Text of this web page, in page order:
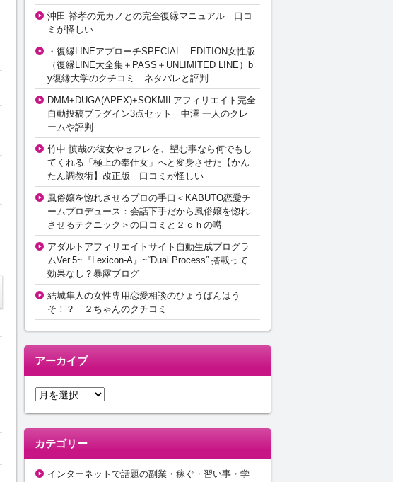
沖田 裕孝の元カノとの完全復縁マニュアル 口コ
ミが怪しい
・復縁LINEアプローチSPECIAL EDITION女性版
（復縁LINE大全集＋PASS＋UNLIMITED LINE）b
y復縁大学のクチコミ ネタバレと評判
DMM+DUGA(APEX)+SOKMILアフィリエイト完全
自動投稿プラグイン3点セット 中澤 一人のクレ
ームや評判
竹中 慎哉の彼女やセフレを、望む事なら何でもし
てくれる「極上の奉仕女」へと変身させた【かん
たん調教術】改正版 口コミが怪しい
風俗嬢を惚れさせるプロの手口＜KABUTO恋愛チ
ームプロデュース：会話下手だから風俗嬢を惚れ
させるテクニック＞の口コミと２ｃｈの噂
アダルトアフィリエイトサイト自動生成プログラ
ムVer.5~『Lexicon-A』~“Dual Process” 搭載って
効果なし？暴露ブログ
結城隼人の女性専用恋愛相談のひょうばんはう
そ！？ ２ちゃんのクチコミ
アーカイブ
ア
イ
カテゴリー
インターネットで話題の副業・稼ぐ・習い事・学